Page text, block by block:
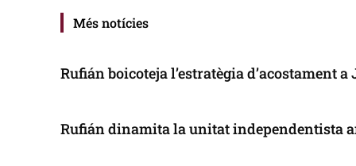
Més notícies
Rufián boicoteja l’estratègia d’acostament
Rufián dinamita la unitat independentista